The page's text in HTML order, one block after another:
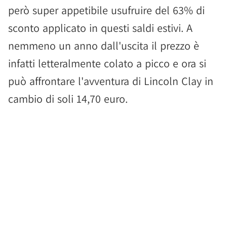
però super appetibile usufruire del 63% di
sconto applicato in questi saldi estivi. A
nemmeno un anno dall'uscita il prezzo è
infatti letteralmente colato a picco e ora si
può affrontare l'avventura di Lincoln Clay in
cambio di soli 14,70 euro.